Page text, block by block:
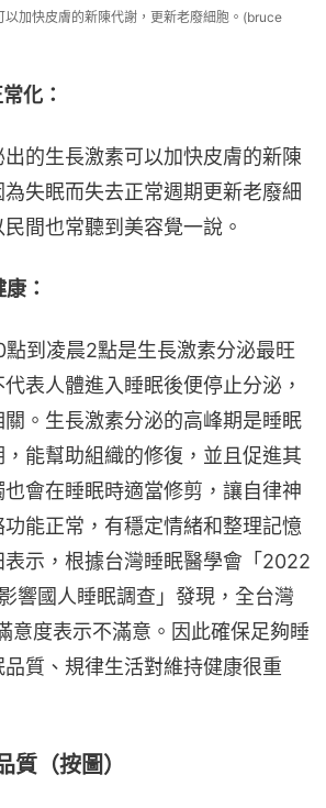
以加快皮膚的新陳代謝，更新老廢細胞。(bruce
化：
的生長激素可以加快皮膚的新陳
失眠而失去正常週期更新老廢細
間也常聽到美容覺一說。
：
到凌晨2點是生長激素分泌最旺
表人體進入睡眠後便停止分泌，
。生長激素分泌的高峰期是睡眠
能幫助組織的修復，並且促進其
會在睡眠時適當修剪，讓自律神
能正常，有穩定情緒和整理記憶
示，根據台灣睡眠醫學會「2022
響國人睡眠調查」發現，全台灣
意度表示不滿意。因此確保足夠睡
質、規律生活對維持健康很重
質（按圖）